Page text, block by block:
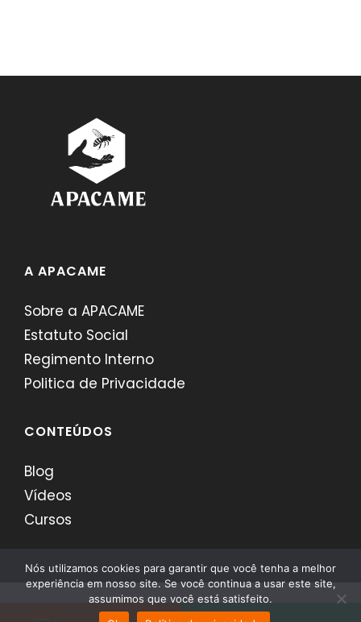
A APACAME
Sobre a APACAME
Estatuto Social
Regimento Interno
Politica de Privacidade
CONTEÚDOS
Blog
Vídeos
Cursos
APACAME - Desenvolvido porComerci
Nós utilizamos cookies para garantir que você tenha a melhor
experiência em nosso site. Se você continua a usar este site,
assumimos que você está satisfeito.